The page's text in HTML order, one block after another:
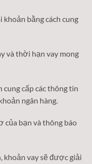
bằng cách cung
và thời hạn vay mong
cấp các thông tin
ngân hàng.
của bạn và thông báo
khoản vay sẽ được giải